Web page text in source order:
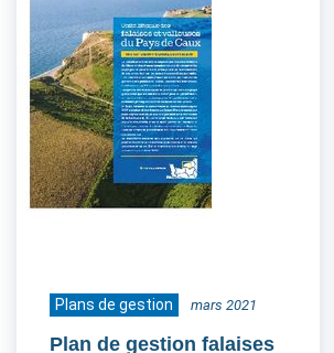
Plans de gestion mars 2021
Plan de gestion falaises